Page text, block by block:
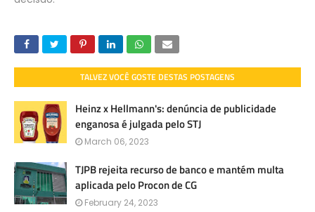
TALVEZ VOCÊ GOSTE DESTAS POSTAGENS
Heinz x Hellmann's: denúncia de publicidade
enganosa é julgada pelo STJ
March 06, 2023
TJPB rejeita recurso de banco e mantém multa
aplicada pelo Procon de CG
February 24, 2023